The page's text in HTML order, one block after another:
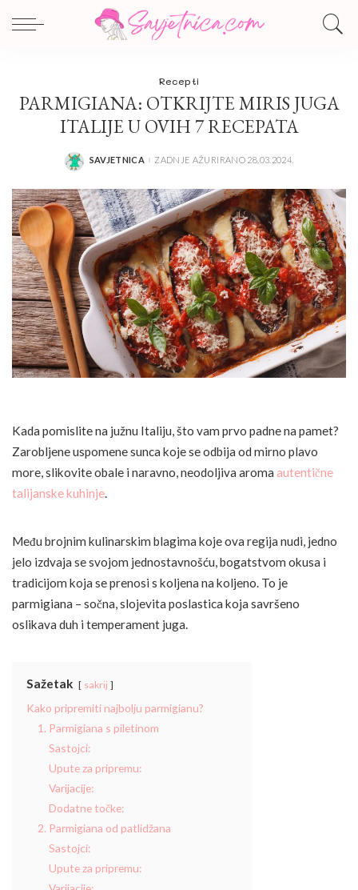
Recepti
PARMIGIANA: OTKRIJTE MIRIS JUGA
ITALIJE U OVIH 7 RECEPATA
POSTED
SAVJETNICA ZADNJE AŽURIRANO 28.03.2024.
Kada pomislite na južnu Italiju, što vam prvo padne na pamet?
Zarobljene uspomene sunca koje se odbija od mirno plavo
more, slikovite obale i naravno, neodoljiva aroma autentične
talijanske kuhinje
Među brojnim kulinarskim blagima koje ova regija nudi, jedno
jelo izdvaja se svojom jednostavnošću, bogatstvom okusa i
tradicijom koja se prenosi s koljena na koljeno. To je
parmigiana – sočna, slojevita poslastica koja savršeno
oslikava duh i temperament juga.
Sažetak sakrij
Kako pripremiti najbolju parmigianu?
1. Parmigiana s piletinom
Sastojci:
Upute za pripremu:
Varijacije:
Dodatne točke:
2. Parmigiana od patlidžana
Sastojci:
Upute za pripremu: